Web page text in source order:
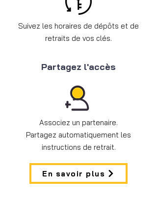
Suivez les horaires de dépôts et de
retraits de vos clés.
Partagez l'accès
Associez un partenaire.
Partagez automatiquement les
instructions de retrait.
En savoir plus